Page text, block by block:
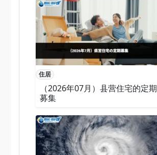
住居
（2026年07月）县营住宅的定期
募集